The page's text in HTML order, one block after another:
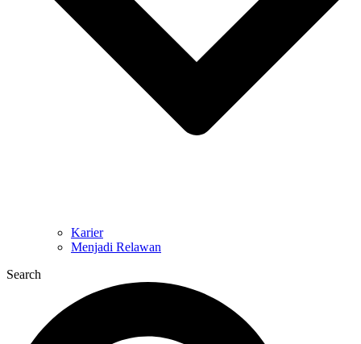
Karier
Menjadi Relawan
Search